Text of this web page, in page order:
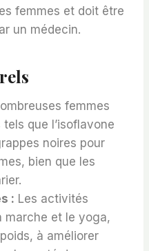
femmes et doit être
un médecin.
femmes
que l’isoflavone
noires pour
bien que les
: Les activités
marche et le yoga,
à améliorer